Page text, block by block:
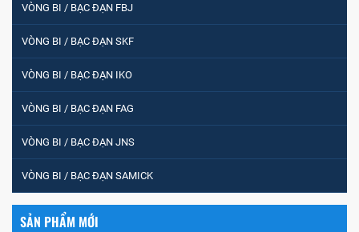
VÒNG BI / BẠC ĐẠN FBJ
VÒNG BI / BẠC ĐẠN SKF
VÒNG BI / BẠC ĐẠN IKO
VÒNG BI / BẠC ĐẠN FAG
VÒNG BI / BẠC ĐẠN JNS
VÒNG BI / BẠC ĐẠN SAMICK
SẢN PHẨM MỚI